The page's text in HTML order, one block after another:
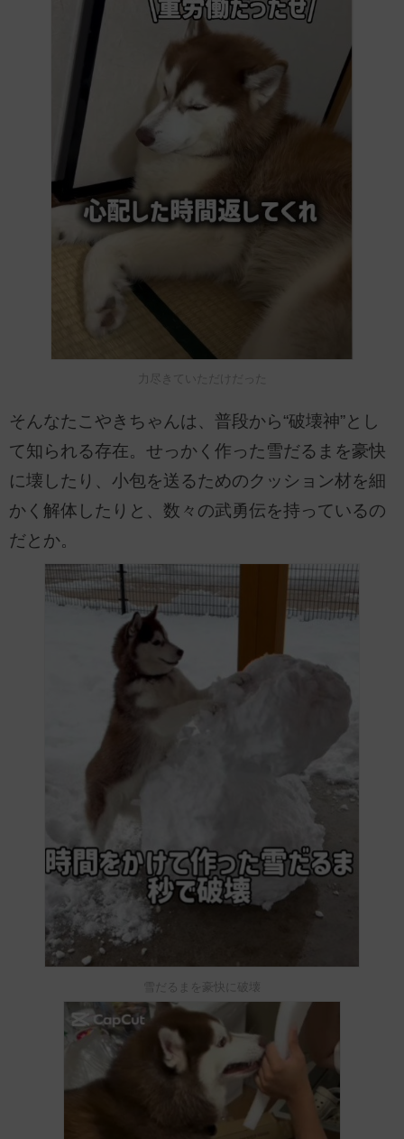
力尽きていただけだった
そんなたこやきちゃんは、普段から“破壊神”とし
て知られる存在。せっかく作った雪だるまを豪快
に壊したり、小包を送るためのクッション材を細
かく解体したりと、数々の武勇伝を持っているの
だとか。
雪だるまを豪快に破壊